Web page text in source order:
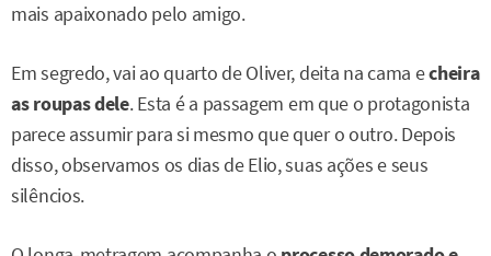
mais apaixonado pelo amigo.
Em segredo, vai ao quarto de Oliver, deita na cama echeira
as roupas dele. Esta é a passagem em que o protagonista
parece assumir para si mesmo que quer o outro. Depois
disso, observamos os dias de Elio, suas ações e seus
silêncios.